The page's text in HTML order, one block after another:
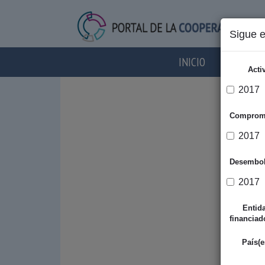
INICIO
Sigue
2017
2017
2017